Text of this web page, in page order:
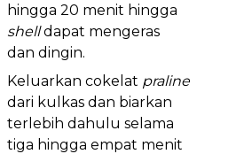
hingga 20 menit hingga
shelldapat mengeras
dan dingin.
Keluarkan cokelat praline
dari kulkas dan biarkan
terlebih dahulu selama
tiga hingga empat menit